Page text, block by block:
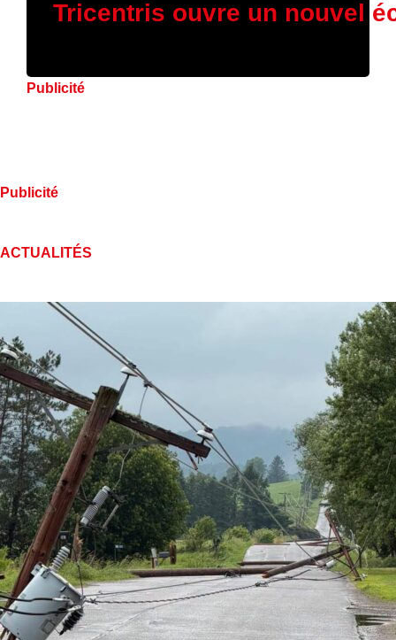
Tricentris ouvre un nouvel
Publicité
Publicité
ACTUALITÉS